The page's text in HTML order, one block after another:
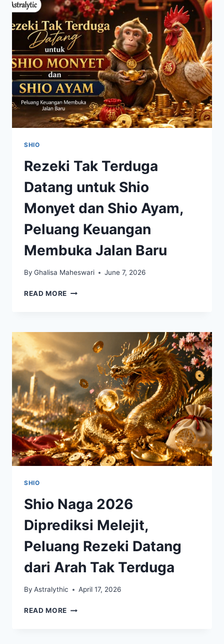
INI
BERPOTENSI
PANEN
KEUNTUNGAN
SHIO
Rezeki Tak Terduga
Datang untuk Shio
Monyet dan Shio Ayam,
Peluang Keuangan
Membuka Jalan Baru
By Ghalisa Maheswari June 7, 2026
READ MORE REZEKI
UNTUK
MONYET
DAN
SHIO
AYAM,
PELUANG
KEUANGAN
MEMBUKA
JALAN
BARU
SHIO
Shio Naga 2026
Diprediksi Melejit,
Peluang Rezeki Datang
dari Arah Tak Terduga
By Astralythic April 17, 2026
READ MORE SHIO